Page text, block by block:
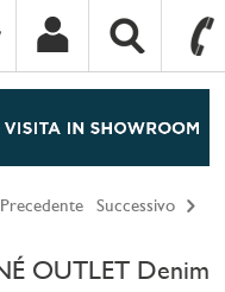
Precedente Successivo
OUTLET Denim